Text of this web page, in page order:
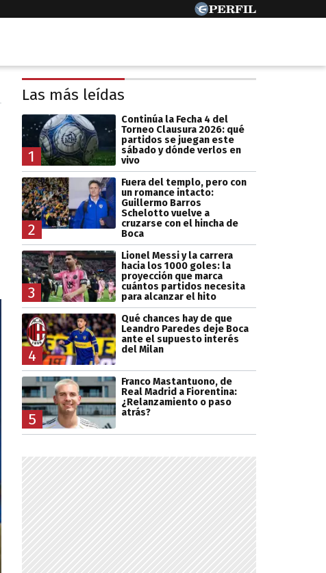
Las más leídas
1
Continúa la Fecha 4 del
Torneo Clausura 2026: qué
partidos se juegan este
sábado y dónde verlos en
vivo
2
Fuera del templo, pero con
un romance intacto:
Guillermo Barros
Schelotto vuelve a
cruzarse con el hincha de
Boca
3
Lionel Messi y la carrera
hacia los 1000 goles: la
proyección que marca
cuántos partidos necesita
para alcanzar el hito
4
Qué chances hay de que
Leandro Paredes deje Boca
ante el supuesto interés
del Milan
5
Franco Mastantuono, de
Real Madrid a Fiorentina:
¿Relanzamiento o paso
atrás?